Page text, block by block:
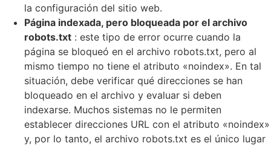
la configuración del sitio web.
Página indexada, pero bloqueada por el archivo
robots.txt : este tipo de error ocurre cuando la
página se bloqueó en el archivo robots.txt, pero al
mismo tiempo no tiene el atributo «noindex». En tal
situación, debe verificar qué direcciones se han
bloqueado en el archivo y evaluar si deben
indexarse. Muchos sistemas no le permiten
establecer direcciones URL con el atributo «noindex»
y, por lo tanto, el archivo robots.txt es el único lugar